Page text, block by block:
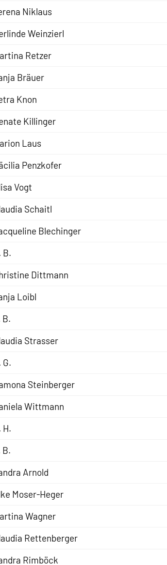
Niklaus
Weinzierl
Retzer
Bräuer
Knon
Killinger
Laus
Penzkofer
Vogt
Schaitl
Blechinger
B.
Dittmann
Loibl
B.
Strasser
G.
Steinberger
Wittmann
H.
B.
Arnold
Moser-Heger
Wagner
Rettenberger
Rimböck